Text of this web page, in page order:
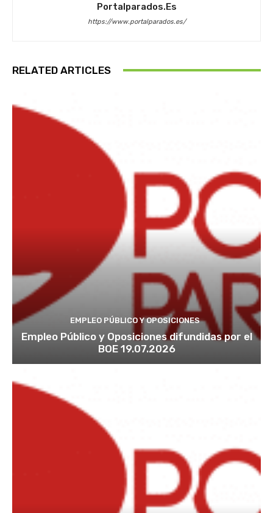
Portalparados.es
https://www.portalparados.es/
RELATED ARTICLES
EMPLEO PÚBLICO Y OPOSICIONES
Empleo Público y Oposiciones difundidas por el
BOE 19.07.2026